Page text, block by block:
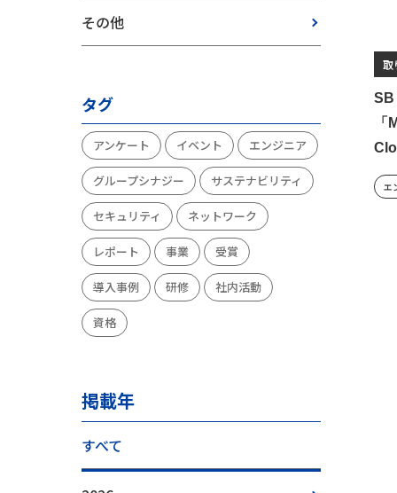
取
SB
エ
その他
タグ
アンケート イベント エンジニア
グループシナジー サステナビリティ
セキュリティ ネットワーク
レポート 事業 受賞
導入事例 研修 社内活動
資格
掲載年
すべて